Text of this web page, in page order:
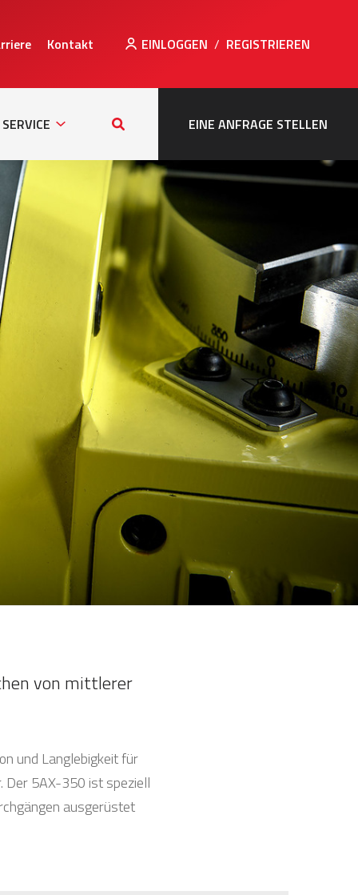
Kontakt EINLOGGEN / REGISTRIEREN
SERVICE Navigationthis
EINE ANFRAGE STELLEN
von mittlerer
und Langlebigkeit für
Der 5AX-350 ist speziell
ausgerüstet